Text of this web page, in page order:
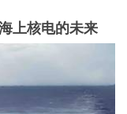
上核电的未来